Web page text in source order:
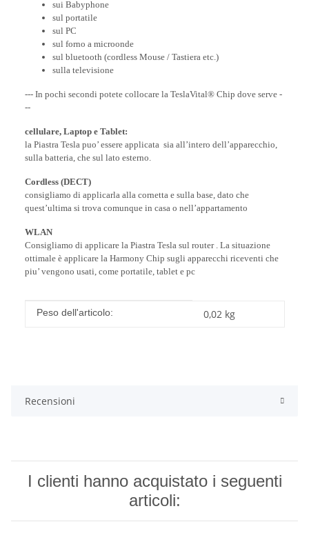
sui Babyphone
sul portatile
sul PC
sul forno a microonde
sul bluetooth (cordless Mouse / Tastiera etc.)
sulla televisione
--- In pochi secondi potete collocare la TeslaVital® Chip dove serve -
--
cellulare, Laptop e Tablet:
la Piastra Tesla puo’ essere applicata sia all’intero dell’apparecchio,
sulla batteria, che sul lato esterno.
Cordless (DECT)
consigliamo di applicarla alla cornetta e sulla base, dato che
quest’ultima si trova comunque in casa o nell’appartamento
WLAN
Consigliamo di applicare la Piastra Tesla sul router . La situazione
ottimale è applicare la Harmony Chip sugli apparecchi riceventi che
piu’ vengono usati, come portatile, tablet e pc
#productDetails.itemInformation#
#productDetails.itemValue#
Peso dell'articolo: 0,02 kg
Recensioni
I clienti hanno acquistato i seguenti
articoli: